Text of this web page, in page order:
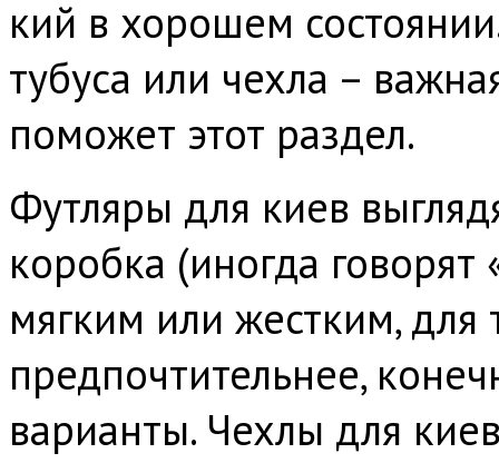
кий в хорошем
тубуса или чехла –
поможет этот раздел.
Футляры для киев
коробка (иногда
мягким или жестким, для
предпочтительнее,
варианты. Чехлы для